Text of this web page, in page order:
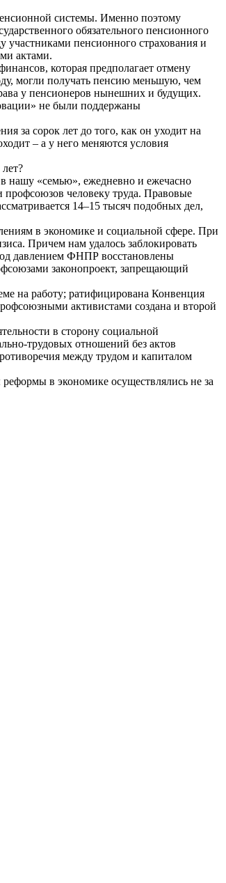
системы. Именно поэтому
обязательного пенсионного
участниками пенсионного страхования и
актами.
которая предполагает отмену
могли получать пенсию меньшую, чем
у пенсионеров нынешних и будущих.
не были поддержаны
за сорок лет до того, как он уходит на
– а у него меняются условия
нашу «семью», ежедневно и ежечасно
человеку труда. Правовые
14–15 тысяч подобных дел,
в экономике и социальной сфере. При
Причем нам удалось заблокировать
давлением ФНПР восстановлены
законопроект, запрещающий
на работу; ратифицирована Конвенция
активистами создана и второй
в сторону социальной
трудовых отношений без актов
между трудом и капиталом
в экономике осуществлялись не за